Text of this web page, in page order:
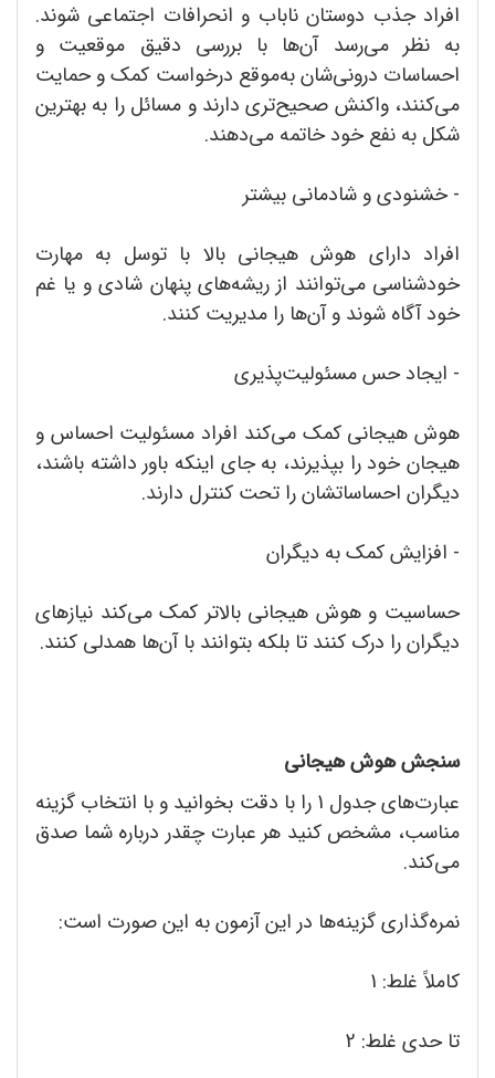
افراد جذب دوستان ناباب و انحرافات اجتماعی شوند.
به نظر می‌رسد آن‌ها با بررسی دقیق موقعیت و
احساسات درونی‌شان به‌موقع درخواست کمک و حمایت
می‌کنند، واکنش صحیح‌تری دارند و مسائل را به بهترین
شکل به نفع خود خاتمه می‌دهند.
- خشنودی و شادمانی بیشتر
افراد دارای هوش هیجانی بالا با توسل به مهارت
خودشناسی می‌توانند از ریشه‌های پنهان شادی و یا غم
خود آگاه شوند و آن‌ها را مدیریت کنند.
- ایجاد حس مسئولیت‌پذیری
هوش هیجانی کمک می‌کند افراد مسئولیت احساس و
هیجان خود را بپذیرند، به جای اینکه باور داشته باشند،
دیگران احساساتشان را تحت کنترل دارند.
- افزایش کمک به دیگران
حساسیت و هوش هیجانی بالاتر کمک می‌کند نیازهای
دیگران را درک کنند تا بلکه بتوانند با آن‌ها همدلی کنند.
سنجش هوش هیجانی
عبارت‌های جدول 1 را با دقت بخوانید و با انتخاب گزینه
مناسب، مشخص کنید هر عبارت چقدر درباره شما صدق
می‌کند.
نمره‌گذاری گزینه‌ها در این آزمون به این صورت است:
کاملاً غلط: 1
تا حدی غلط: 2